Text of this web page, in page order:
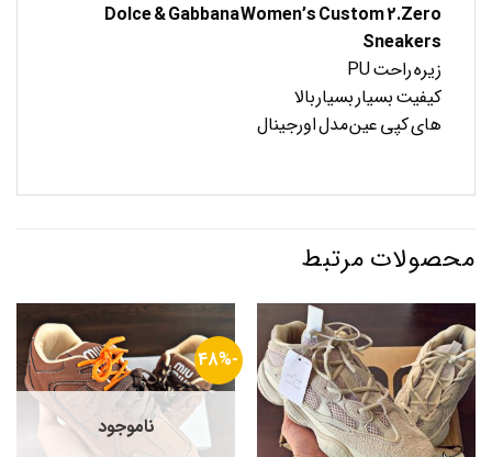
Dolce & Gabbana Women’s Custom 2.Zero
Sneakers
زیره راحت PU
کیفیت بسیار بسیار بالا
های کپی عین مدل اورجینال
محصولات مرتبط
-48%
ناموجود